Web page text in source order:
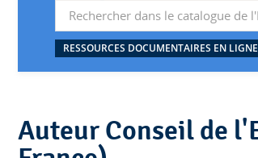
RESSOURCES DOCUMENTAIRES EN LIGNE
Auteur Conseil de l'Europe, Secrétariat général (Strasbourg,